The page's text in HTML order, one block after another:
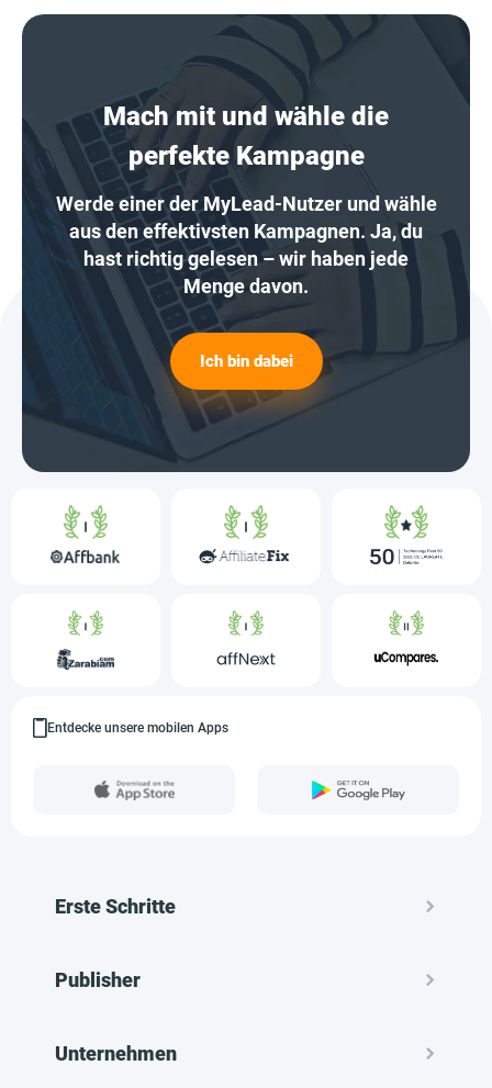
Mach mit und wähle die
perfekte Kampagne
Werde einer der MyLead-Nutzer und wähle
aus den effektivsten Kampagnen. Ja, du
hast richtig gelesen – wir haben jede
Menge davon.
Ich bin dabei
Entdecke unsere mobilen Apps
Erste Schritte
Publisher
Unternehmen